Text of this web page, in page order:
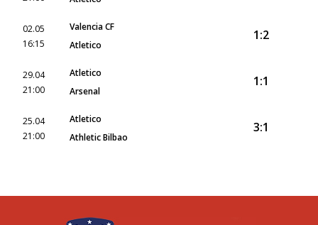
02.05
16:15
Valencia CF
Atletico
1:2
29.04
21:00
Atletico
Arsenal
1:1
25.04
21:00
Atletico
Athletic Bilbao
3:1